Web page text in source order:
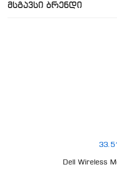
Მსგავსი Ბრენდი
Dell Wireless